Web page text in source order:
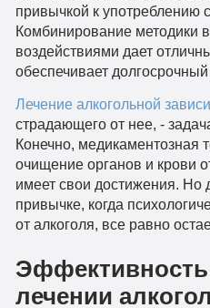
привычкой к употреблению
Комбинирование методики
воздействиями дает
обеспечивает
Лечение алкогольной
страдающего от нее, -
Конечно, медикаментозная
очищение органов и крови
имеет свои достижения. Но
привычке, когда
от алкоголя, все равно
лечении